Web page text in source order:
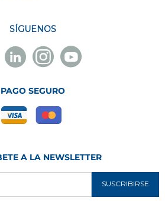
SÍGUENOS
Linkedin
Novelec
Instagram
Novelec
Youtube
Novelec
PAGO SEGURO
A LA NEWSLETTER
SUSCRIBIRSE